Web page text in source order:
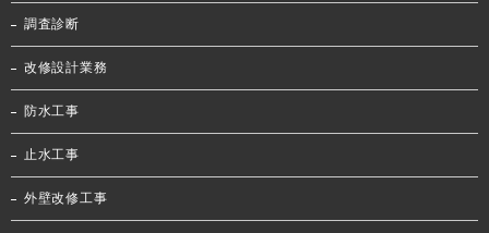
調査診断
改修設計業務
防水工事
止水工事
外壁改修工事